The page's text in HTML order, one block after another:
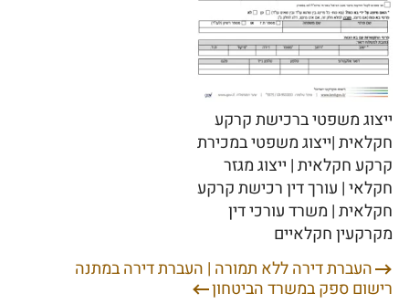
ייצוג משפטי ברכישת קרקע
חקלאית |ייצוג משפטי במכירת
קרקע חקלאית | ייצוג מגזר
חקלאי | עורך דין רכישת קרקע
חקלאית | משרד עורכי דין
מקרקעין חקלאיים
ניווטהעברת דירה ללא תמורה | העברת דירה במתנה
רישום ספק במשרד הביטחון